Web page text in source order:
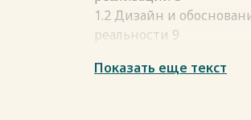
1.2 Дизайн и
реальности 9
ГЛАВА 2
Показать еще текст